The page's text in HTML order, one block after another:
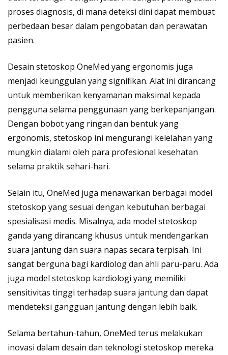
proses diagnosis, di mana deteksi dini dapat membuat
perbedaan besar dalam pengobatan dan perawatan
pasien.
Desain stetoskop OneMed yang ergonomis juga
menjadi keunggulan yang signifikan. Alat ini dirancang
untuk memberikan kenyamanan maksimal kepada
pengguna selama penggunaan yang berkepanjangan.
Dengan bobot yang ringan dan bentuk yang
ergonomis, stetoskop ini mengurangi kelelahan yang
mungkin dialami oleh para profesional kesehatan
selama praktik sehari-hari.
Selain itu, OneMed juga menawarkan berbagai model
stetoskop yang sesuai dengan kebutuhan berbagai
spesialisasi medis. Misalnya, ada model stetoskop
ganda yang dirancang khusus untuk mendengarkan
suara jantung dan suara napas secara terpisah. Ini
sangat berguna bagi kardiolog dan ahli paru-paru. Ada
juga model stetoskop kardiologi yang memiliki
sensitivitas tinggi terhadap suara jantung dan dapat
mendeteksi gangguan jantung dengan lebih baik.
Selama bertahun-tahun, OneMed terus melakukan
inovasi dalam desain dan teknologi stetoskop mereka.